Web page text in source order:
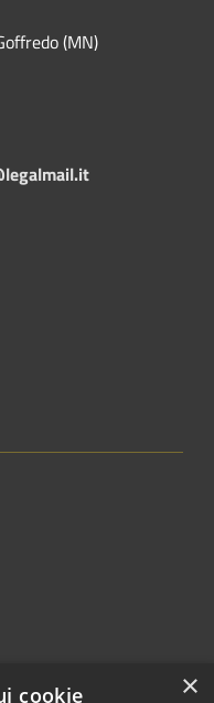
(MN)
×
cookie